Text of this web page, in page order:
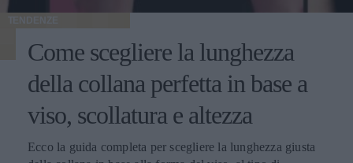
TENDENZE
Come scegliere la lunghezza
della collana perfetta in base a
viso, scollatura e altezza
Ecco la guida completa per scegliere la lunghezza giusta